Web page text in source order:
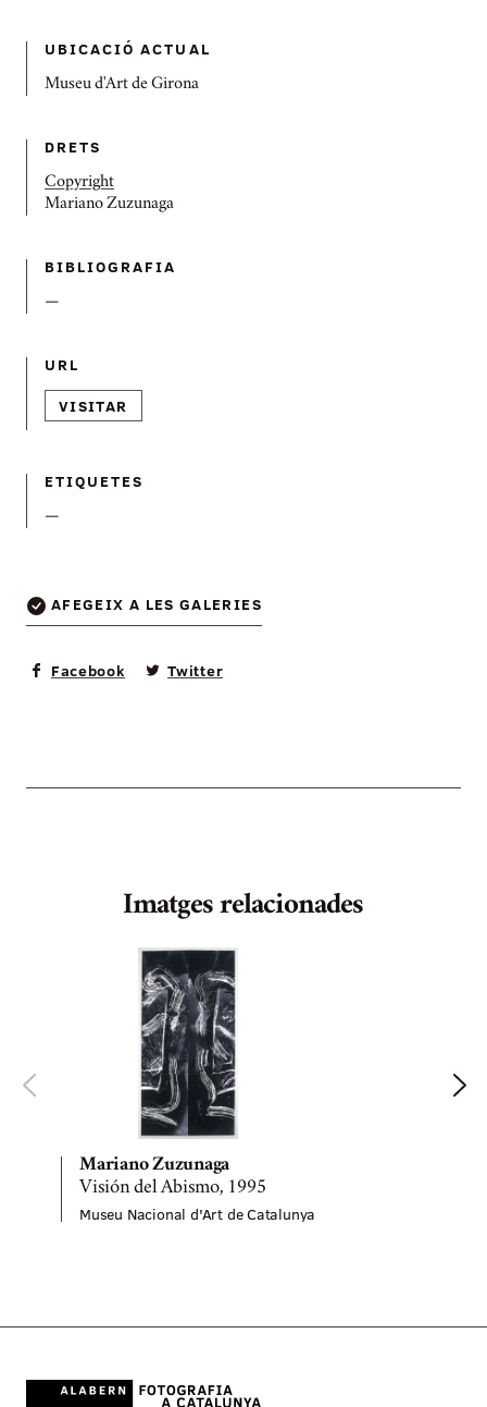
UBICACIÓ ACTUAL
Museu d'Art de Girona
DRETS
Copyright
Mariano Zuzunaga
BIBLIOGRAFIA
—
URL
VISITAR
ETIQUETES
—
AFEGEIX A LES GALERIES
Facebook Twitter
Imatges relacionades
Mariano Zuzunaga
Visión del Abismo, 1995
Museu Nacional d'Art de Catalunya